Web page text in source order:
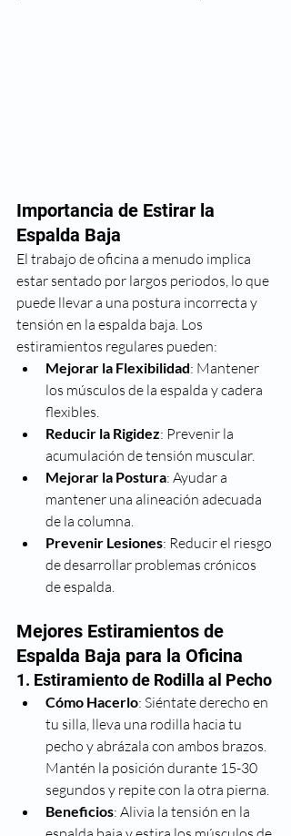
Importancia de Estirar la
Espalda Baja
El trabajo de oficina a menudo implica
estar sentado por largos periodos, lo que
puede llevar a una postura incorrecta y
tensión en la espalda baja. Los
estiramientos regulares pueden:
Mejorar la Flexibilidad: Mantener
los músculos de la espalda y cadera
flexibles.
Reducir la Rigidez: Prevenir la
acumulación de tensión muscular.
Mejorar la Postura: Ayudar a
mantener una alineación adecuada
de la columna.
Prevenir Lesiones: Reducir el riesgo
de desarrollar problemas crónicos
de espalda.
Mejores Estiramientos de
Espalda Baja para la Oficina
1. Estiramiento de Rodilla al Pecho
Cómo Hacerlo: Siéntate derecho en
tu silla, lleva una rodilla hacia tu
pecho y abrázala con ambos brazos.
Mantén la posición durante 15-30
segundos y repite con la otra pierna.
Beneficios: Alivia la tensión en la